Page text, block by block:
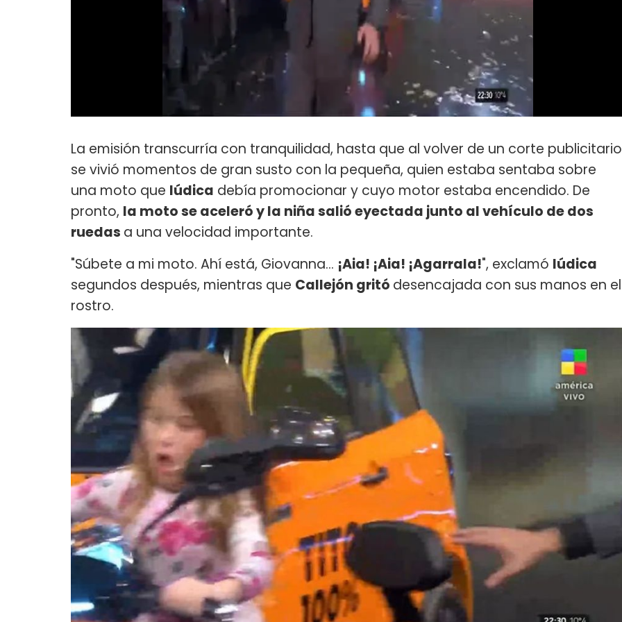
La emisión transcurría con tranquilidad, hasta que al volver de un corte
se vivió momentos de gran susto con la pequeña, quien estaba sentaba sobre
una moto que Iúdica debía promocionar y cuyo motor estaba encendido. De
pronto, la moto se aceleró y la niña salió eyectada junto al vehículo de dos
ruedas a una velocidad importante.
"Súbete a mi moto. Ahí está, Giovanna... ¡Aia! ¡Aia! ¡Agarrala!", exclamó Iúdica
segundos después, mientras que Callejón gritó desencajada con sus manos en el
rostro.